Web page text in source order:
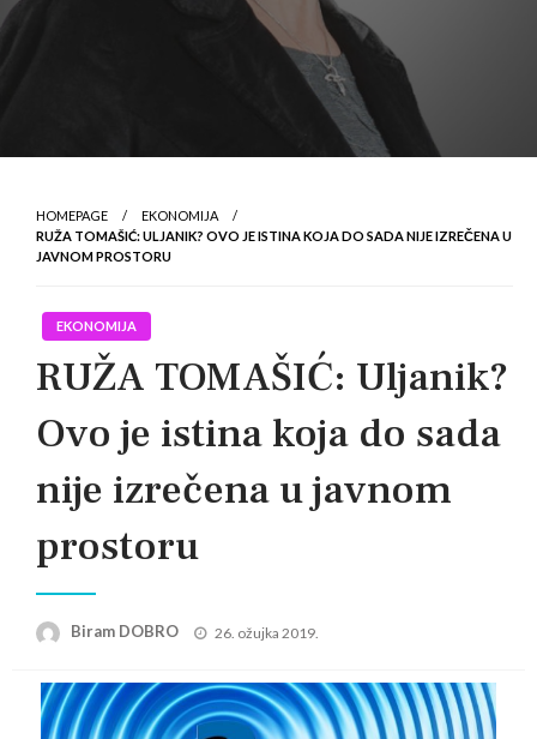
HOMEPAGE
EKONOMIJA
RUŽA TOMAŠIĆ: ULJANIK? OVO JE ISTINA KOJA DO SADA NIJE IZREČENA U
JAVNOM PROSTORU
EKONOMIJA
RUŽA TOMAŠIĆ: Uljanik?
Ovo je istina koja do sada
nije izrečena u javnom
prostoru
Biram DOBRO
Posted
26. ožujka 2019.